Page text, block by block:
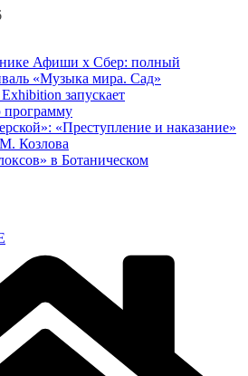
Афиши x Сбер: полный
«Музыка мира. Сад»
запускает
программу
«Преступление и наказание»
Козлова
в Ботаническом